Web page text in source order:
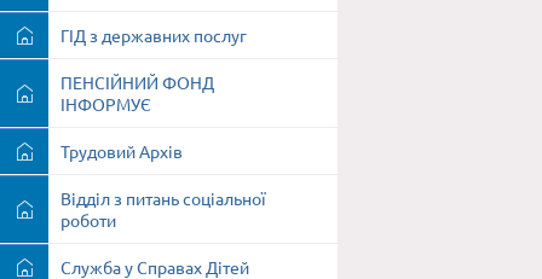
ГІД з державних послуг
ПЕНСІЙНИЙ ФОНД
ІНФОРМУЄ
Трудовий Архів
Відділ з питань соціальної
роботи
Служба у Справах Дітей